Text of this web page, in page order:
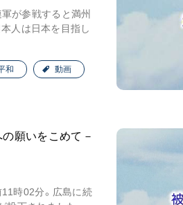
が参戦すると満州
人は日本を目指し
和 動画
の願いをこめて－
時02分。広島に続